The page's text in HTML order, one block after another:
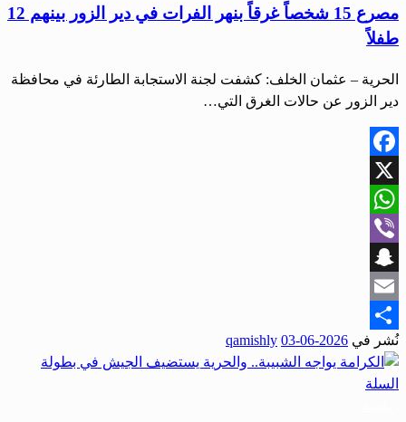
مصرع 15 شخصاً غرقاً بنهر الفرات في دير الزور بينهم 12
طفلاً
الحرية – عثمان الخلف: كشفت لجنة الاستجابة الطارئة في محافظة
دير الزور عن حالات الغرق التي…
Facebook
X
WhatsApp
Viber
Snapchat
Email
Share
نُشر في 2026-06-03
qamishly